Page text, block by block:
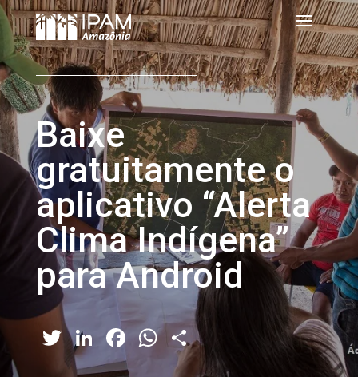
Baixe
gratuitamente o
aplicativo “Alerta
Clima Indígena”
para Android
TwitterLinkedIn
Facebook
WhatsApp
Share